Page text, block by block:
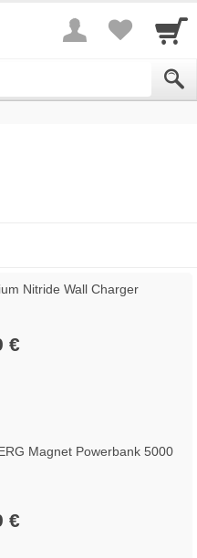
Nitride Wall Charger
€
Magnet Powerbank 5000
€